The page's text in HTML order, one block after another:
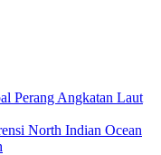
Perang Angkatan Laut
North Indian Ocean